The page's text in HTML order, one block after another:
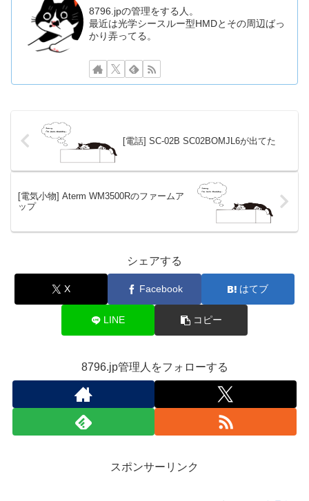
8796.jpの管理をする人。
最近は光学シースルー型HMDとその周辺ばっ
かり弄ってる。
[電話] SC-02B SC02BOMJL6が出てた
[電気小物] Aterm WM3500Rのファームア
ップ
シェアする
X Facebook はてブ
LINE コピー
8796.jp管理人をフォローする
スポンサーリンク